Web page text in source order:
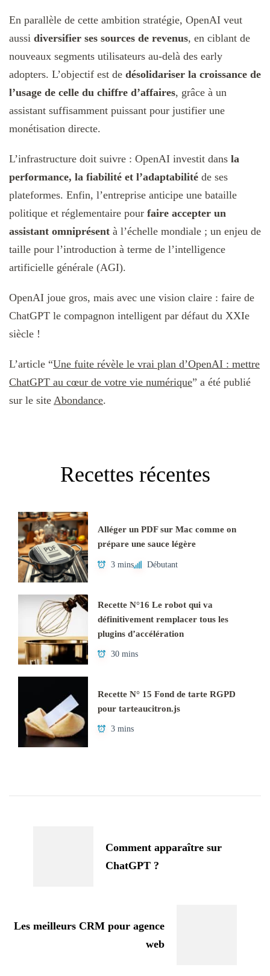
En parallèle de cette ambition stratégie, OpenAI veut
aussi diversifier ses sources de revenus, en ciblant de
nouveaux segments utilisateurs au-delà des early
adopters. L’objectif est de désolidariser la croissance de
l’usage de celle du chiffre d’affaires, grâce à un
assistant suffisamment puissant pour justifier une
monétisation directe.
L’infrastructure doit suivre : OpenAI investit dans la
performance, la fiabilité et l’adaptabilité de ses
plateformes. Enfin, l’entreprise anticipe une bataille
politique et réglementaire pour faire accepter un
assistant omniprésent à l’échelle mondiale ; un enjeu de
taille pour l’introduction à terme de l’intelligence
artificielle générale (AGI).
OpenAI joue gros, mais avec une vision claire : faire de
ChatGPT le compagnon intelligent par défaut du XXIe
siècle !
L’article “Une fuite révèle le vrai plan d’OpenAI : mettre
ChatGPT au cœur de votre vie numérique” a été publié
sur le site Abondance.
Recettes récentes
Alléger un PDF sur Mac comme on
prépare une sauce légère
3 mins Débutant
Recette N°16 Le robot qui va
définitivement remplacer tous les
plugins d’accélération
30 mins
Recette N° 15 Fond de tarte RGPD
pour tarteaucitron.js
3 mins
Comment apparaître sur
ChatGPT ?
Les meilleurs CRM pour agence
web